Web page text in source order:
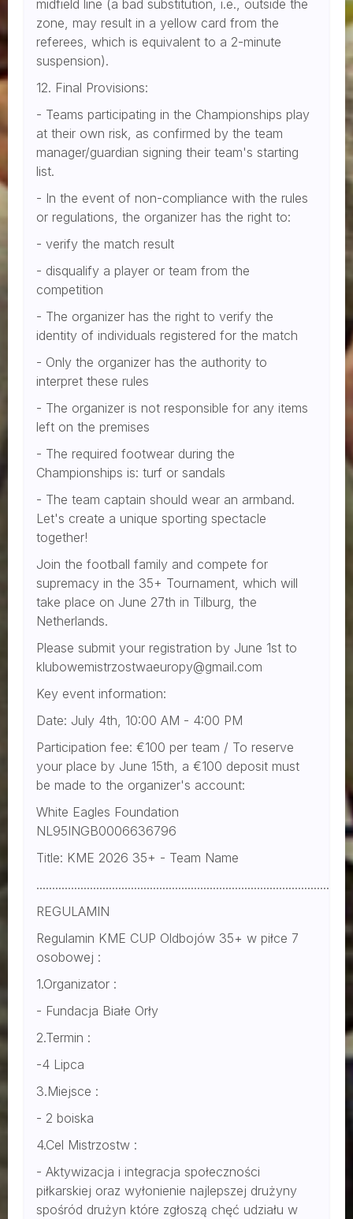
midfield line (a bad substitution, i.e., outside the
zone, may result in a yellow card from the
referees, which is equivalent to a 2-minute
suspension).
12. Final Provisions:
- Teams participating in the Championships play
at their own risk, as confirmed by the team
manager/guardian signing their team's starting
list.
- In the event of non-compliance with the rules
or regulations, the organizer has the right to:
- verify the match result
- disqualify a player or team from the
competition
- The organizer has the right to verify the
identity of individuals registered for the match
- Only the organizer has the authority to
interpret these rules
- The organizer is not responsible for any items
left on the premises
- The required footwear during the
Championships is: turf or sandals
- The team captain should wear an armband.
Let's create a unique sporting spectacle
together!
Join the football family and compete for
supremacy in the 35+ Tournament, which will
take place on June 27th in Tilburg, the
Netherlands.
Please submit your registration by June 1st to
klubowemistrzostwaeuropy@gmail.com
Key event information:
Date: July 4th, 10:00 AM - 4:00 PM
Participation fee: €100 per team / To reserve
your place by June 15th, a €100 deposit must
be made to the organizer's account:
White Eagles Foundation
NL95INGB0006636796
Title: KME 2026 35+ - Team Name
REGULAMIN
Regulamin KME CUP Oldbojów 35+ w piłce 7
osobowej :
1.Organizator :
- Fundacja Białe Orły
2.Termin :
-4 Lipca
3.Miejsce :
- 2 boiska
4.Cel Mistrzostw :
- Aktywizacja i integracja społeczności
piłkarskiej oraz wyłonienie najlepszej drużyny
spośród drużyn które zgłoszą chęć udziału w